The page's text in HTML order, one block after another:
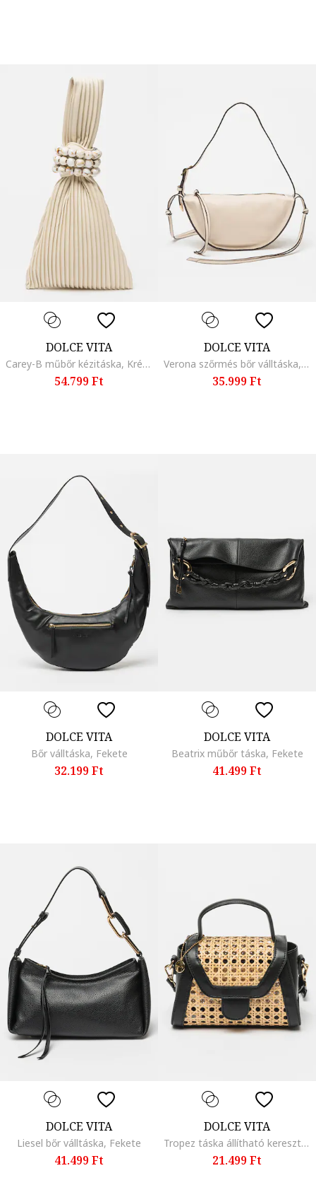
DOLCE VITA
Carey-B műbőr kézitáska, Krémszín
54.799 Ft
DOLCE VITA
Verona szőrmés bőr válltáska, Fekete/Bézs
35.999 Ft
DOLCE VITA
Bőr válltáska, Fekete
32.199 Ft
DOLCE VITA
Beatrix műbőr táska, Fekete
41.499 Ft
DOLCE VITA
Liesel bőr válltáska, Fekete
41.499 Ft
DOLCE VITA
Tropez táska állítható keresztpánttal, Tevebarna
21.499 Ft